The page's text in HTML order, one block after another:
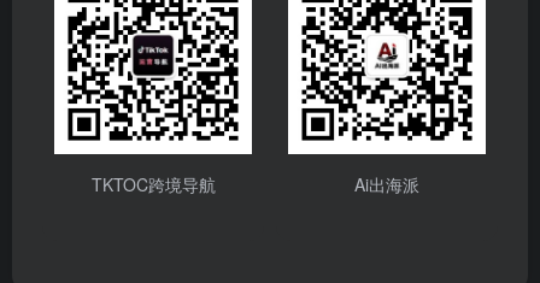
TKTOC跨境导航 Ai出海派